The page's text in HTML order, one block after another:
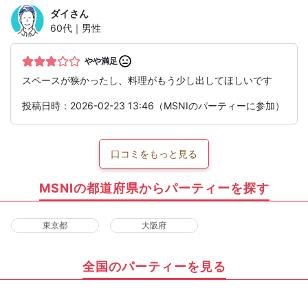
ダイさん
60代｜男性
やや満足
スペースが狭かったし、料理がもう少し出してほしいです
投稿日時：2026-02-23 13:46（MSNIのパーティーに参加）
口コミをもっと見る
MSNIの都道府県からパーティーを探す
東京都 大阪府
全国のパーティーを見る